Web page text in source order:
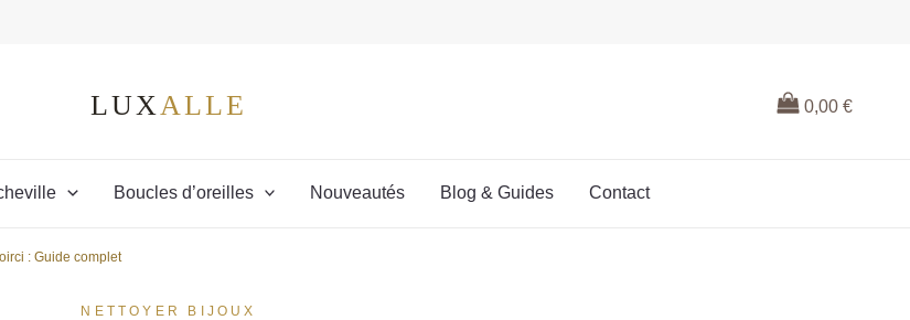
0,00 €
Boucles d’oreilles Nouveautés Blog & Guides Contact
: Guide complet
NETTOYER BIJOUX